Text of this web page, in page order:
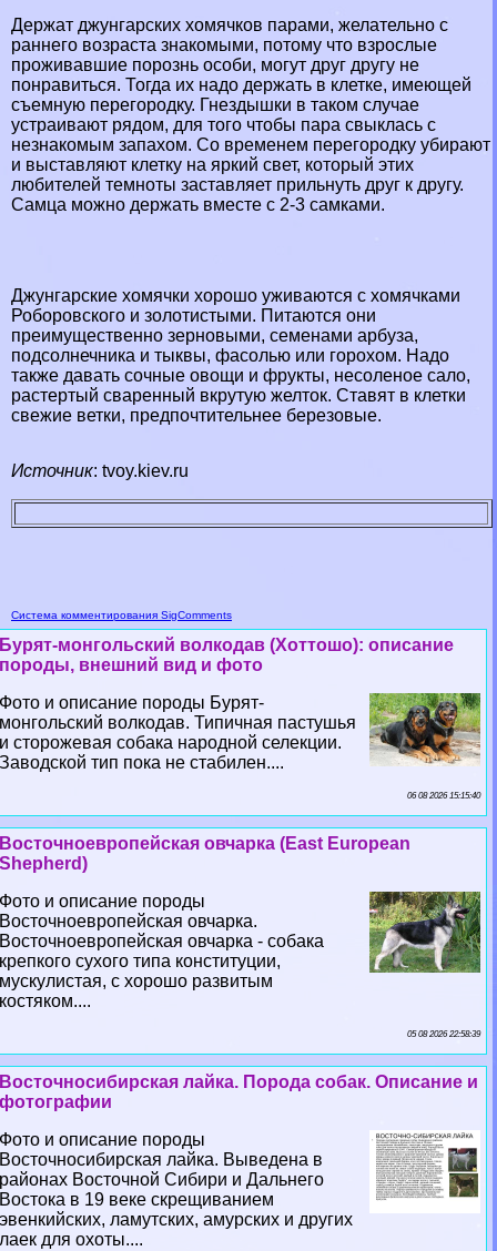
Держат джунгарских хомячков парами, желательно с
раннего возраста знакомыми, потому что взрослые
проживавшие порознь особи, могут друг другу не
понравиться. Тогда их надо держать в клетке, имеющей
съемную перегородку. Гнездышки в таком случае
устраивают рядом, для того чтобы пара свыклась с
незнакомым запахом. Со временем перегородку убирают
и выставляют клетку на яркий свет, который этих
любителей темноты заставляет прильнуть друг к другу.
Самца можно держать вместе с 2-3 самками.
Джунгарские хомячки хорошо уживаются с хомячками
Роборовского и золотистыми. Питаются они
преимущественно зерновыми, семенами арбуза,
подсолнечника и тыквы, фасолью или горохом. Надо
также давать сочные овощи и фрукты, несоленое сало,
растертый сваренный вкрутую желток. Ставят в клетки
свежие ветки, предпочтительнее березовые.
Источник: tvoy.kiev.ru
Система комментирования SigComments
Бурят-монгольский волкодав (Хоттошо): описание
породы, внешний вид и фото
Фото и описание породы Бурят-
монгольский волкодав. Типичная пастушья
и сторожевая собака народной селекции.
Заводской тип пока не стабилен....
06 08 2026 15:15:40
Восточноевропейская овчарка (East European
Shepherd)
Фото и описание породы
Восточноевропейская овчарка.
Восточноевропейская овчарка - собака
крепкого сухого типа конституции,
мускулистая, с хорошо развитым
костяком....
05 08 2026 22:58:39
Восточносибирская лайка. Порода собак. Описание и
фотографии
Фото и описание породы
Восточносибирская лайка. Выведена в
районах Восточной Сибири и Дальнего
Востока в 19 веке скрещиванием
эвенкийских, ламутских, амурских и других
лаек для охоты....